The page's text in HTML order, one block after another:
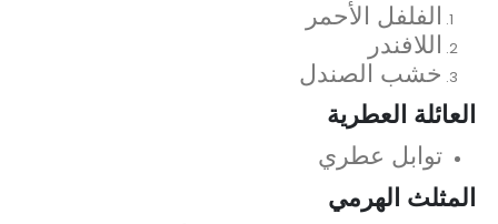
الفلفل الأحمر
اللافندر
خشب الصندل
العائلة العطرية
توابل عطري
المثلث الهرمي